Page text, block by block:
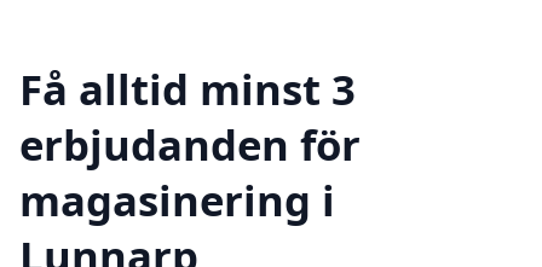
Få alltid minst 3
erbjudanden för
magasinering i